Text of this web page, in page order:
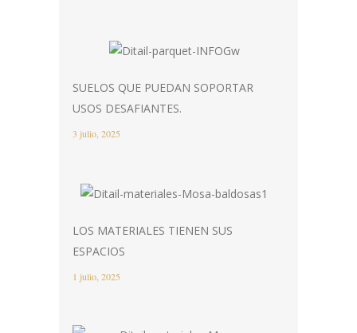
SUELOS QUE PUEDAN SOPORTAR
USOS DESAFIANTES.
3 julio, 2025
LOS MATERIALES TIENEN SUS
ESPACIOS
1 julio, 2025